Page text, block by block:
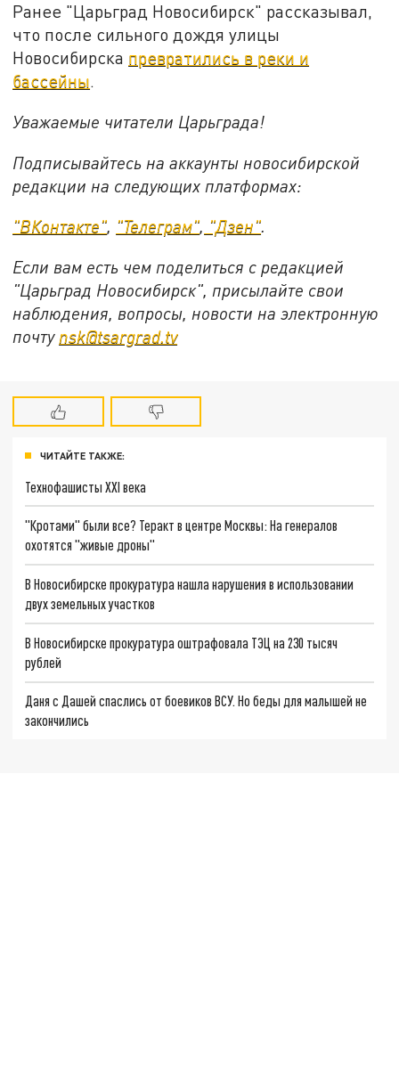
Ранее "Царьград Новосибирск" рассказывал,
что после сильного дождя улицы
Новосибирска превратились в реки и
бассейны.
Уважаемые читатели Царьграда!
Подписывайтесь на аккаунты новосибирской
редакции на следующих платформах:
"ВКонтакте", "Телеграм", "Дзен".
Если вам есть чем поделиться с редакцией
"Царьград Новосибирск", присылайте свои
наблюдения, вопросы, новости на электронную
почту nsk@tsargrad.tv
ЧИТАЙТЕ ТАКЖЕ:
Технофашисты XXI века
"Кротами" были все? Теракт в центре Москвы: На генералов
охотятся "живые дроны"
В Новосибирске прокуратура нашла нарушения в использовании
двух земельных участков
В Новосибирске прокуратура оштрафовала ТЭЦ на 230 тысяч
рублей
Даня с Дашей спаслись от боевиков ВСУ. Но беды для малышей не
закончились